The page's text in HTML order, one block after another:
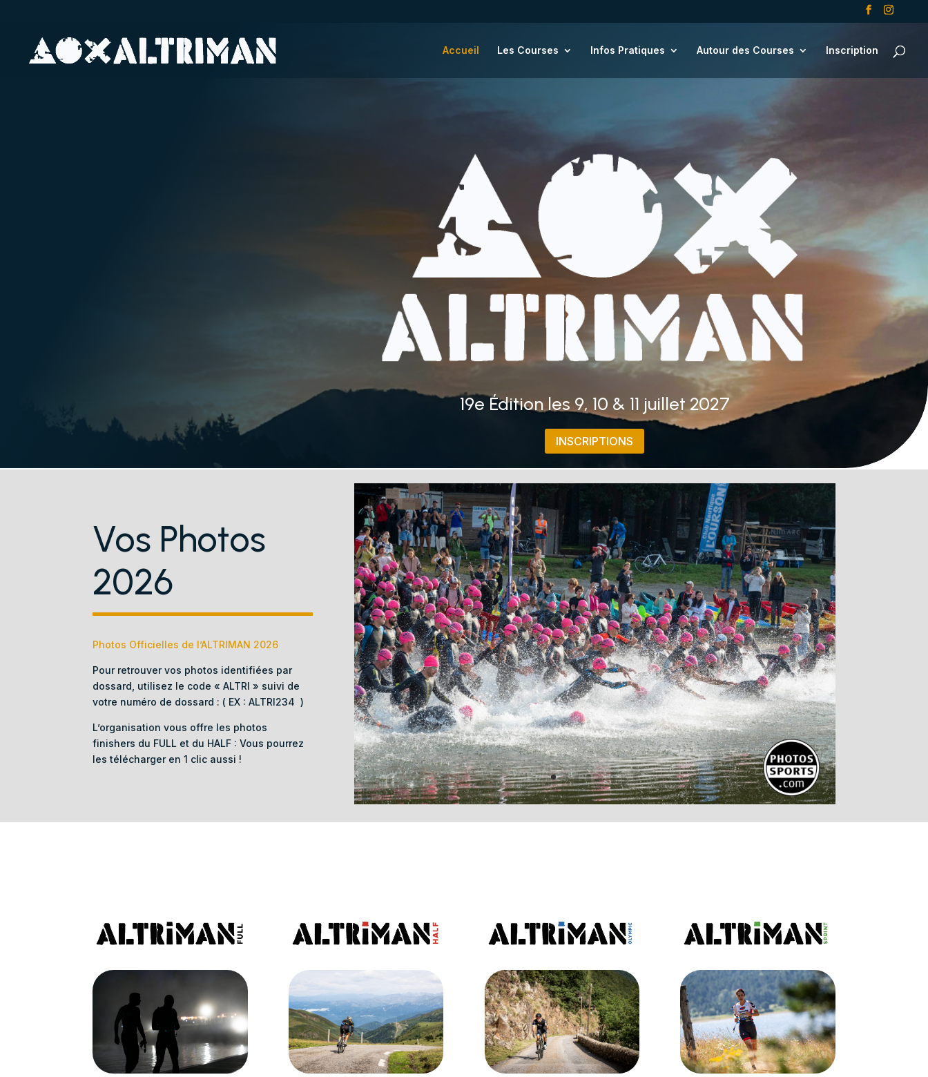
Accueil Les Courses Infos Pratiques Autour des Courses Inscription
19e Édition les 9, 10 & 11 juillet 2027
INSCRIPTIONS
Vos Photos
2026
Photos Officielles de l’ALTRIMAN 2026
Pour retrouver vos photos identifiées par
dossard, utilisez le code « ALTRI » suivi de
votre numéro de dossard : ( EX : ALTRI234 )
L’organisation vous offre les photos
finishers du FULL et du HALF : Vous pourrez
les télécharger en 1 clic aussi !